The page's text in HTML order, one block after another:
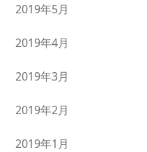
2019年5月
2019年4月
2019年3月
2019年2月
2019年1月